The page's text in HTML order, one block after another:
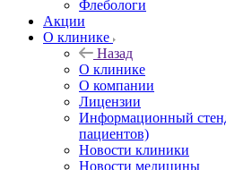
Флебологи
Акции
О клинике
Назад
О клинике
О компании
Лицензии
Информационный
пациентов)
Новости клиники
Новости медицины